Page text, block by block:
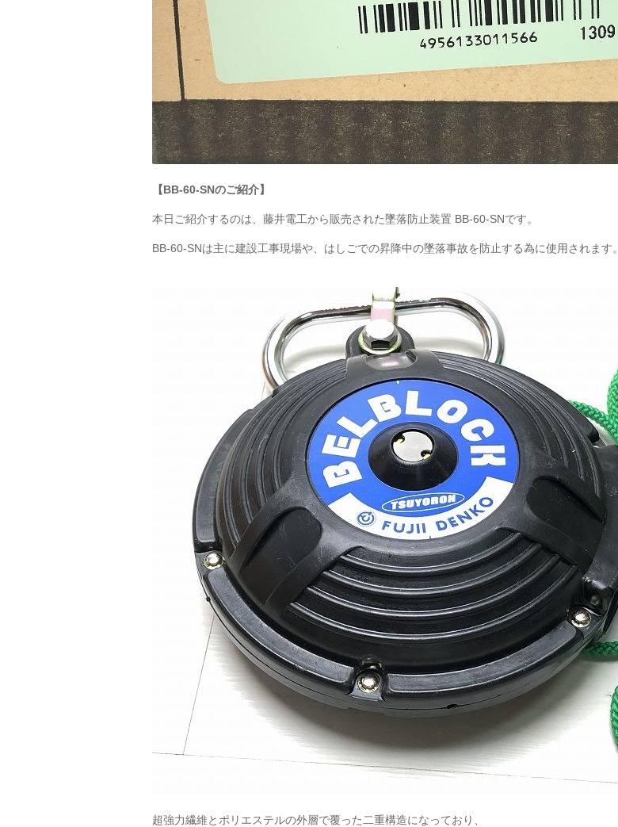
【BB-60-SNのご紹介】
本日ご紹介するのは、藤井電工から販売された墜落防止装置 BB-60-SNです。
BB-60-SNは主に建設工事現場や、はしごでの昇降中の墜落事故を防止する為に使用されます。
超強力繊維とポリエステルの外層で覆った二重構造になっており、